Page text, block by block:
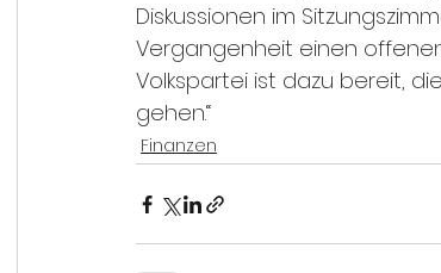
Diskussionen im
Vergangenheit einen
Volkspartei ist dazu bereit,
gehen.“
Finanzen